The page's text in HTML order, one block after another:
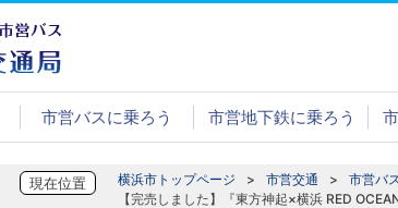
市営バスに乗ろう 市営地下鉄に乗ろう
現在位置 横浜市トップページ 市営交通 市営バ
【完売しました】『東方神起×横浜 RED